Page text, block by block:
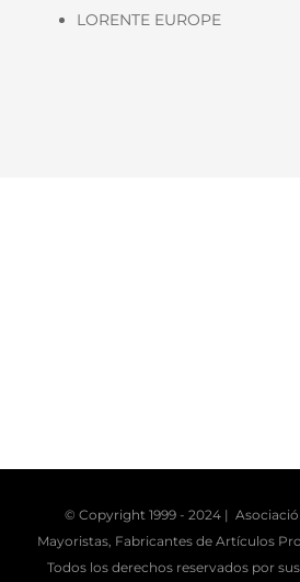
LORENTE EUROPE
© Copyright 1999 - 2024 |
Mayoristas, Fabricantes de Artículos
Todos los derechos reservados por